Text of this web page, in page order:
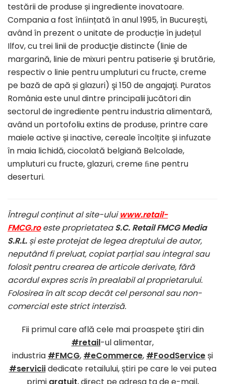
testării de produse și ingrediente inovatoare.
Compania a fost înﬁințată în anul 1995, în București,
având în prezent o unitate de producție în județul
Ilfov, cu trei linii de producţie distincte (linie de
margarină, linie de mixuri pentru patiserie şi brutărie,
respectiv o linie pentru umpluturi cu fructe, creme
pe bază de apă și glazuri) şi 150 de angajaţi. Puratos
România este unul dintre principalii jucători din
sectorul de ingrediente pentru industria alimentară,
având un portofoliu extins de produse, printre care
maiele active și inactive, cereale încolțite și infuzate
în maia lichidă, ciocolată belgiană Belcolade,
umpluturi cu fructe, glazuri, creme ﬁne pentru
deserturi.
Întregul conținut al site-uluiwww.retail-
FMCG.roeste proprietateaS.C. Retail FMCG Media
S.R.L. și este protejat de legea dreptului de autor,
neputând fi preluat, copiat parțial sau integral sau
folosit pentru crearea de articole derivate, fără
acordul expres scris în prealabil al proprietarului.
Folosirea în alt scop decât cel personal sau non-
comercial este strict interzisă.
Fii primul care află cele mai proaspete ştiri din
#retail-ul alimentar,
industria #FMCG, #eCommerce, #FoodServiceși
#serviciidedicate retailului, știri pe care le vei putea
primi gratuit, direct pe adresa ta de e-mail,